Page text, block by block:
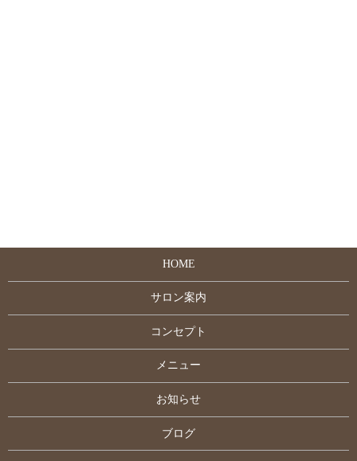
HOME
サロン案内
コンセプト
メニュー
お知らせ
ブログ